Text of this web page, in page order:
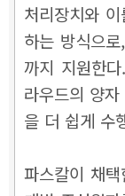
처리장치와
하는 방식으
까지 지원한
라우드의 양
을 더 쉽게 수
파스칼이 채